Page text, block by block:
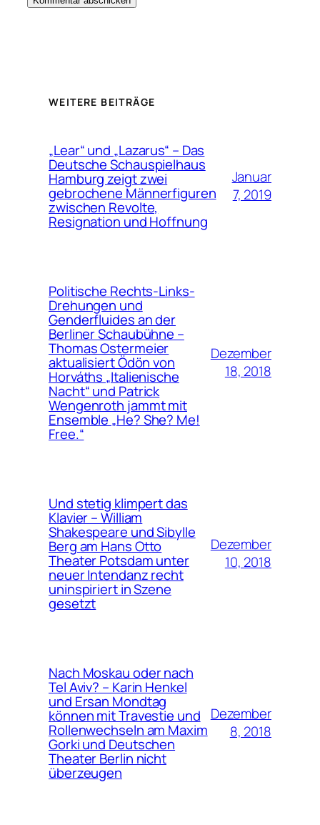
WEITERE BEITRÄGE
„Lear“ und „Lazarus“ – Das
Deutsche Schauspielhaus
Hamburg zeigt zwei
gebrochene Männerfiguren
zwischen Revolte,
Resignation und Hoffnung
Januar
7, 2019
Politische Rechts-Links-
Drehungen und
Genderfluides an der
Berliner Schaubühne –
Thomas Ostermeier
aktualisiert Ödön von
Horváths „Italienische
Nacht“ und Patrick
Wengenroth jammt mit
Ensemble „He? She? Me!
Free.“
Dezember
18, 2018
Und stetig klimpert das
Klavier – William
Shakespeare und Sibylle
Berg am Hans Otto
Theater Potsdam unter
neuer Intendanz recht
uninspiriert in Szene
gesetzt
Dezember
10, 2018
Nach Moskau oder nach
Tel Aviv? – Karin Henkel
und Ersan Mondtag
können mit Travestie und
Rollenwechseln am Maxim
Gorki und Deutschen
Theater Berlin nicht
überzeugen
Dezember
8, 2018